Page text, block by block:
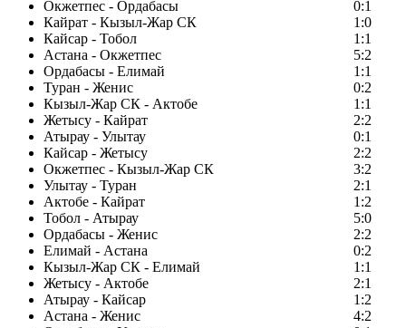
Окжетпес - Ордабасы
0:1
Кайрат - Кызыл-Жар СК
1:0
Кайсар - Тобол
1:1
Астана - Окжетпес
5:2
Ордабасы - Елимай
1:1
Туран - Женис
0:2
Кызыл-Жар СК - Актобе
1:1
Жетысу - Кайрат
2:2
Атырау - Улытау
0:1
Кайсар - Жетысу
2:2
Окжетпес - Кызыл-Жар СК
3:2
Улытау - Туран
2:1
Актобе - Кайрат
1:2
Тобол - Атырау
5:0
Ордабасы - Женис
2:2
Елимай - Астана
0:2
Кызыл-Жар СК - Елимай
1:1
Жетысу - Актобе
2:1
Атырау - Кайсар
1:2
Астана - Женис
4:2